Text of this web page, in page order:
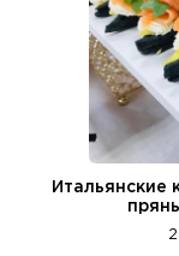
Итальянские